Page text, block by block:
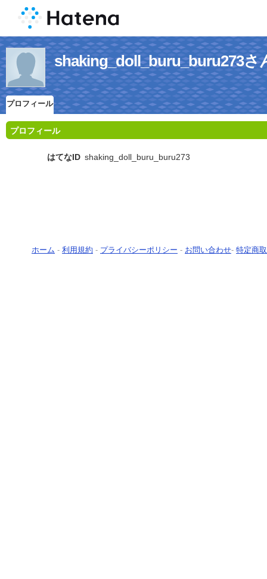
shaking_doll_buru_buru273さ
プロフィール
プロフィール
はてなID shaking_doll_buru_buru273
ホーム - 利用規約 - プライバシーポリシー - お問い合わせ- 特定商